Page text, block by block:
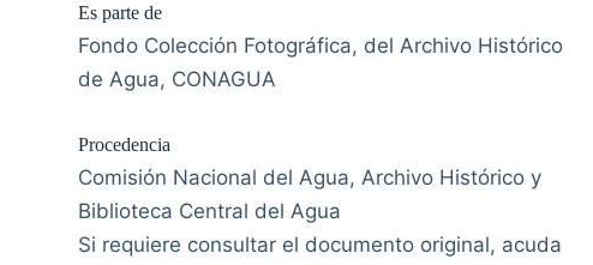
Es parte de
Fondo Colección Fotográfica, del Archivo Histórico
de Agua, CONAGUA
Procedencia
Comisión Nacional del Agua, Archivo Histórico y
Biblioteca Central del Agua
Si requiere consultar el documento original, acuda